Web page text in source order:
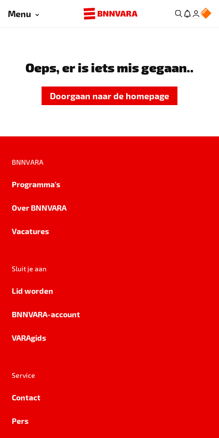
Menu
Oeps, er is iets mis gegaan..
Doorgaan naar de homepage
BNNVARA
Programma's
Over BNNVARA
Vacatures
Sluit je aan
Lid worden
BNNVARA-account
VARAgids
Service
Contact
Pers